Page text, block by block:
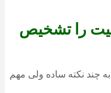
را تشخیص
چند نکته ساده ولی مهم